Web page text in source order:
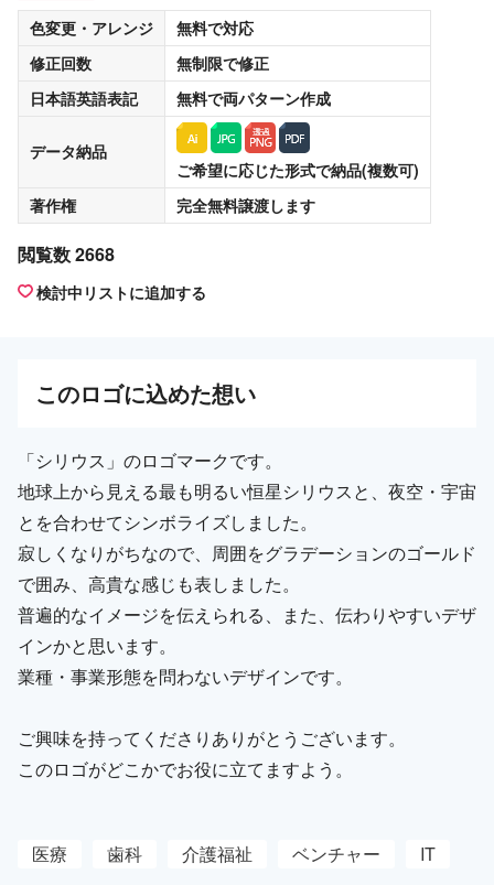
色変更・アレンジ
無料で対応
修正回数
無制限で修正
日本語英語表記
無料で両パターン作成
データ納品
ご希望に応じた形式で納品(複数可)
著作権
完全無料譲渡します
閲覧数 2668
検討中リストに追加する
このロゴに込めた想い
「シリウス」のロゴマークです。
地球上から見える最も明るい恒星シリウスと、夜空・宇宙
とを合わせてシンボライズしました。
寂しくなりがちなので、周囲をグラデーションのゴールド
で囲み、高貴な感じも表しました。
普遍的なイメージを伝えられる、また、伝わりやすいデザ
インかと思います。
業種・事業形態を問わないデザインです。
ご興味を持ってくださりありがとうございます。
このロゴがどこかでお役に立てますよう。
医療 歯科 介護福祉 ベンチャー IT